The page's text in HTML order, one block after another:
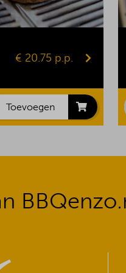
€ 20.75 p.p.
Toevoegen